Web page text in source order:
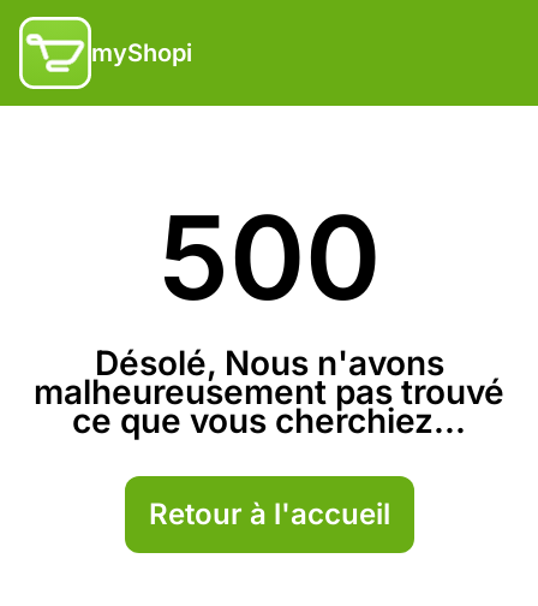
myShopi
500
Désolé, Nous n'avons
malheureusement pas trouvé
ce que vous cherchiez...
Retour à l'accueil